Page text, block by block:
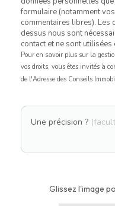
formulaire (notamment
commentaires libres). Les
dessus nous sont
contact et ne sont utilisées
Pour en savoir plus sur la
vos droits, vous êtes invités à
de l'Adresse des Conseils
Une précision ?
Glissez l'image